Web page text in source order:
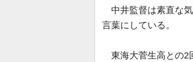
中井監督は素直な
言葉にしている。
東海大菅生高との2